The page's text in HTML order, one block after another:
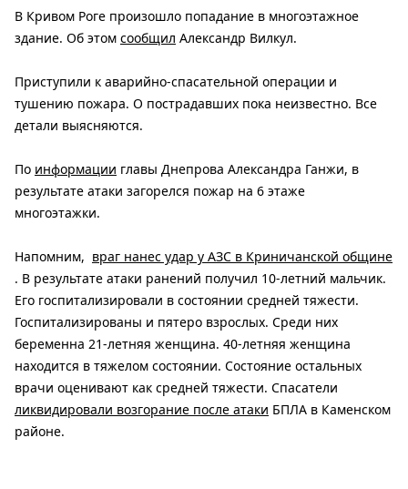
В Кривом Роге произошло попадание в многоэтажное
здание. Об этом сообщил Александр Вилкул.
Приступили к аварийно-спасательной операции и
тушению пожара. О пострадавших пока неизвестно. Все
детали выясняются.
По информации главы Днепрова Александра Ганжи, в
результате атаки загорелся пожар на 6 этаже
многоэтажки.
Напомним, враг нанес удар у АЗС в Криничанской общине
. В результате атаки ранений получил 10-летний мальчик.
Его госпитализировали в состоянии средней тяжести.
Госпитализированы и пятеро взрослых. Среди них
беременна 21-летняя женщина. 40-летняя женщина
находится в тяжелом состоянии. Состояние остальных
врачи оценивают как средней тяжести. Спасатели
ликвидировали возгорание после атаки БПЛА в Каменском
районе.